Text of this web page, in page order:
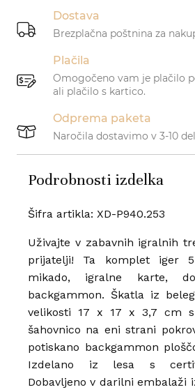
Dostava
Brezplačna poštnina za
Plačila
Omogočeno vam je plačilo
ali plačilo s kartico.
Odprema paketa
Naročila dostavimo v 3-10
Podrobnosti izdelka
Šifra artikla: XD-P940.253
Uživajte v zabavnih igralnih
prijatelji! Ta komplet iger
mikado, igralne karte,
backgammon. Škatla iz
velikosti 17 x 17 x 3,7 cm
šahovnico na eni strani
potiskano backgammon
Izdelano iz lesa s
Dobavljeno v darilni embalaži